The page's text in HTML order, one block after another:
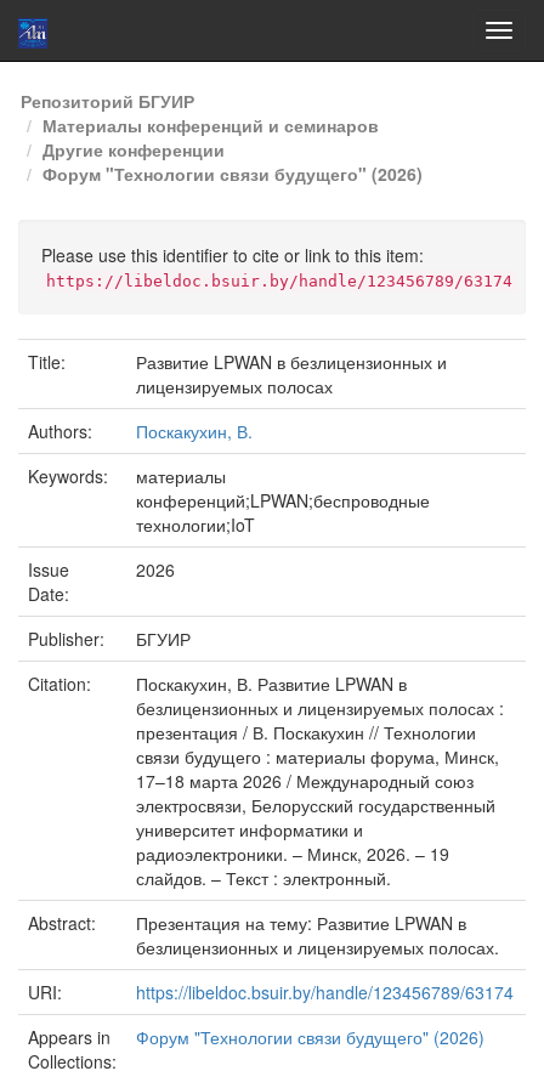
Skip
navigation
Репозиторий БГУИР
Материалы конференций и семинаров
Другие конференции
Форум "Технологии связи будущего" (2026)
Please use this identifier to cite or link to this item:
https://libeldoc.bsuir.by/handle/123456789/63174
Title:
Развитие LPWAN в безлицензионных и
лицензируемых полосах
Authors:
Поскакухин, В.
Keywords:
материалы
конференций;LPWAN;беспроводные
технологии;IoT
Issue
Date:
2026
Publisher:
БГУИР
Citation:
Поскакухин, В. Развитие LPWAN в
безлицензионных и лицензируемых полосах :
презентация / В. Поскакухин // Технологии
связи будущего : материалы форума, Минск,
17–18 марта 2026 / Международный союз
электросвязи, Белорусский государственный
университет информатики и
радиоэлектроники. – Минск, 2026. – 19
слайдов. – Текст : электронный.
Abstract:
Презентация на тему: Развитие LPWAN в
безлицензионных и лицензируемых полосах.
URI:
https://libeldoc.bsuir.by/handle/123456789/63174
Appears in
Collections:
Форум "Технологии связи будущего" (2026)